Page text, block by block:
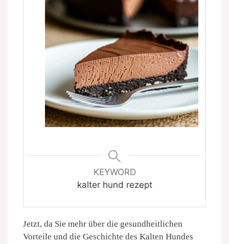
KEYWORD
kalter hund rezept
Jetzt, da Sie mehr über die gesundheitlichen
Vorteile und die Geschichte des Kalten Hundes